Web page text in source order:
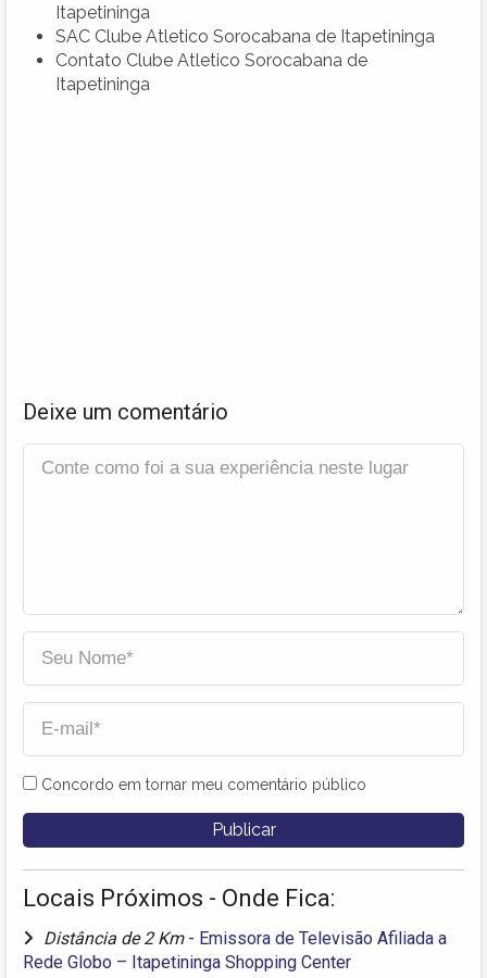
Itapetininga
SAC Clube Atletico Sorocabana de Itapetininga
Contato Clube Atletico Sorocabana de
Itapetininga
Deixe um comentário
Concordo em tornar meu comentário público
Locais Próximos - Onde Fica:
Distância de 2 Km - Emissora de Televisão Afiliada a
Rede Globo – Itapetininga Shopping Center